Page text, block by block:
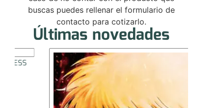
buscas puedes rellenar el formulario de
contacto para cotizarlo.
Últimas novedades